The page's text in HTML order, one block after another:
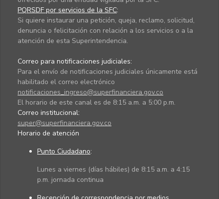
PQRSDF por servicios de la SFC:
Si quiere instaurar una petición, queja, reclamo, solicitud,
denuncia o felicitación con relación a los servicios o a la
atención de esta Superintendencia.
Correo para notificaciones judiciales:
Para el envío de notificaciones judiciales únicamente está
habilitado el correo electrónico
notificaciones_ingreso@superfinanciera.gov.co
El horario de este canal es de 8:15 a.m. a 5:00 p.m.
Correo institucional:
super@superfinanciera.gov.co
Horario de atención
Punto Ciudadano:
Lunes a viernes (días hábiles) de 8:15 a.m. a 4:15
p.m. jornada continua